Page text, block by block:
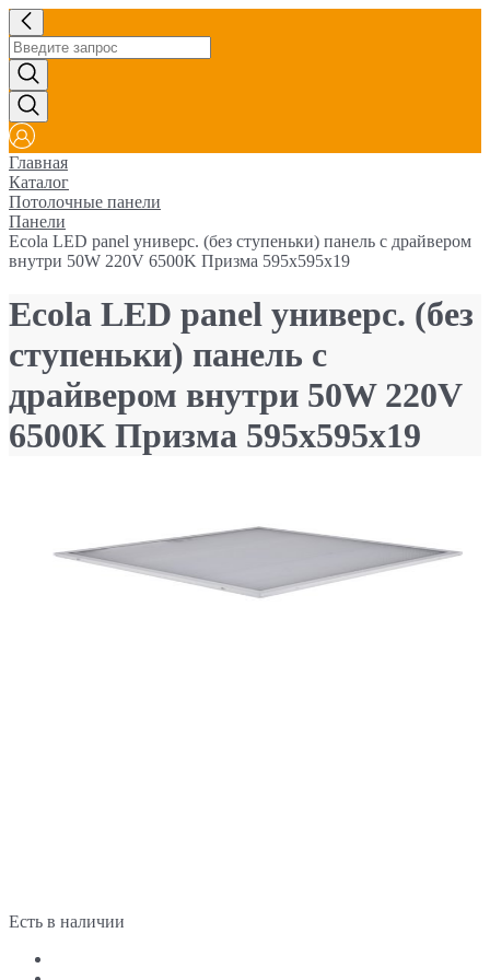
Главная
Каталог
Потолочные панели
Панели
Ecola LED panel универс. (без ступеньки) панель с драйвером
внутри 50W 220V 6500K Призма 595x595x19
Ecola LED panel универс. (без
ступеньки) панель с
драйвером внутри 50W 220V
6500K Призма 595x595x19
Есть в наличии